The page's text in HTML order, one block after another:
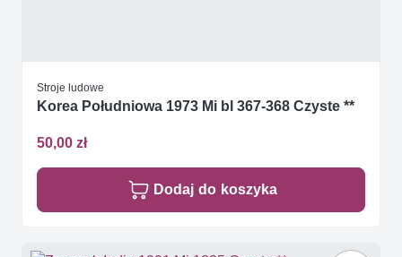
Stroje ludowe
Korea Południowa 1973 Mi bl 367-368 Czyste **
50,00 zł
Dodaj do koszyka